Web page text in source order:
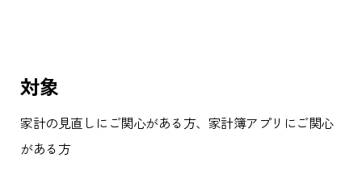
対象
家計の見直しにご関心がある方、家計簿アプリにご関心
がある方